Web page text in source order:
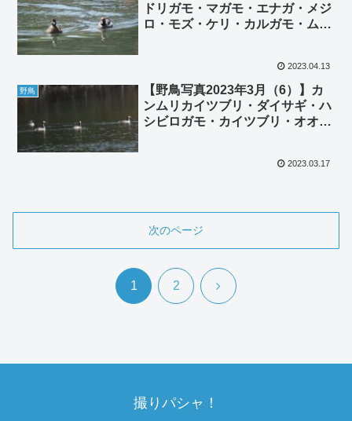
ドリガモ・マガモ・エナガ・メジ
ロ・モズ・ケリ・カルガモ・ムク
2023.04.13
野鳥
【野鳥写真2023年3月（6）】カ
ンムリカイツブリ・ダイサギ・ハ
シビロガモ・カイツブリ・オオバ
2023.03.17
次のページ
1 2 次
撮りパシャ！